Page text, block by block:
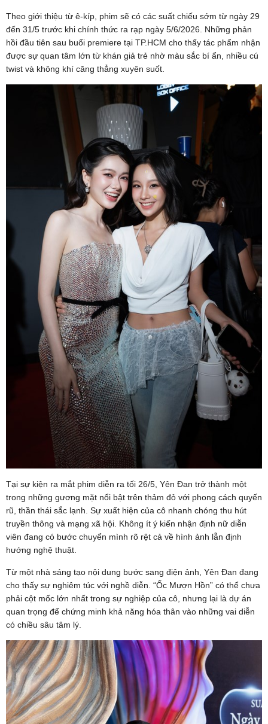
Theo giới thiệu từ ê-kíp, phim sẽ có các suất chiếu sớm từ ngày 29
đến 31/5 trước khi chính thức ra rạp ngày 5/6/2026. Những phản
hồi đầu tiên sau buổi premiere tại TP.HCM cho thấy tác phẩm nhận
được sự quan tâm lớn từ khán giả trẻ nhờ màu sắc bí ẩn, nhiều cú
twist và không khí căng thẳng xuyên suốt.
Tại sự kiện ra mắt phim diễn ra tối 26/5, Yên Đan trở thành một
trong những gương mặt nổi bật trên thảm đỏ với phong cách quyến
rũ, thần thái sắc lạnh. Sự xuất hiện của cô nhanh chóng thu hút
truyền thông và mạng xã hội. Không ít ý kiến nhận định nữ diễn
viên đang có bước chuyển mình rõ rệt cả về hình ảnh lẫn định
hướng nghệ thuật.
Từ một nhà sáng tạo nội dung bước sang điện ảnh, Yên Đan đang
cho thấy sự nghiêm túc với nghề diễn. “Ốc Mượn Hồn” có thể chưa
phải cột mốc lớn nhất trong sự nghiệp của cô, nhưng lại là dự án
quan trọng để chứng minh khả năng hóa thân vào những vai diễn
có chiều sâu tâm lý.